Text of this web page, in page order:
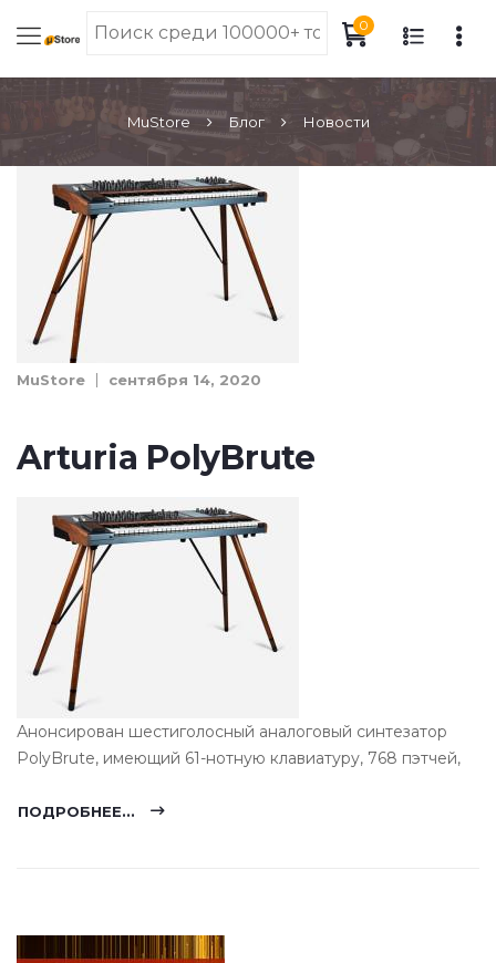
0
MuStore Блог Новости
Arturia PolyBrute
MuStore сентября 14, 2020
Анонсирован шестиголосный аналоговый синтезатор
PolyBrute, имеющий 61-нотную клавиатуру, 768 пэтчей,
ПОДРОБНЕЕ...